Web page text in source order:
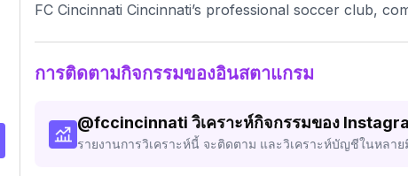
FC Cincinnati Cincinnati’s professional soccer club,
การติดตามกิจกรรมของอินสตาแกรม
@fccincinnati วิเคราะห์กิจกรรมของ
รายงานการวิเคราะห์นี้ จะติดตาม และวิเคราะห์บัญชีในหลาย